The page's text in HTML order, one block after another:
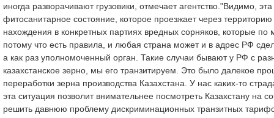
иногда разворачивают грузовики, отмечает агентство."Видимо,
фитосанитарное состояние, которое проезжает через
нахождения в конкретных партиях вредных сорняков, которые
потому что есть правила, и любая страна может и в адрес РФ
а как раз уполномоченный орган. Такие случаи бывают у РФ с
казахстанское зерно, мы его транзитируем. Это было далекое
переработки зерна производства Казахстана. У нас каких-то
эта ситуация позволит внимательнее посмотреть Казахстану на
решить давнюю проблему дискриминационных транзитных